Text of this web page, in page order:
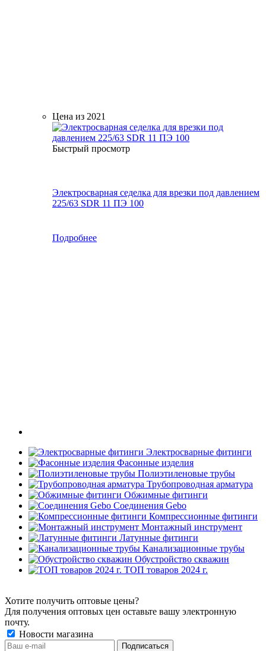
Цена из 2021
Быстрый просмотр
Электросварная седелка для врезки под давлением
225/63 SDR 11 ПЭ 100
Подробнее
Электросварные фитинги
Фасонные изделия
Полиэтиленовые трубы
Трубопроводная арматура
Обжимные фитинги
Соединения Gebo
Компрессионные фитинги
Монтажный инструмент
Латунные фитинги
Канализационные трубы
Обустройство скважин
ТОП товаров 2024 г.
Хотите получить оптовые цены?
Для получения оптовых цен оставьте вашу электронную
почту.
Новости магазина